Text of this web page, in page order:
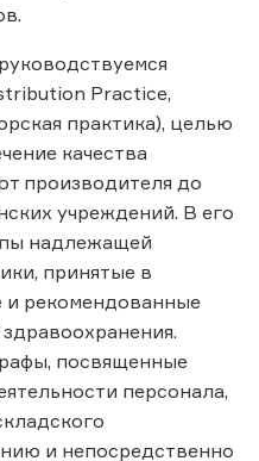
Practice,
практика), целью
качества
производителя до
учреждений. В его
надлежащей
принятые в
рекомендованные
посвященные
персонала,
и непосредственно